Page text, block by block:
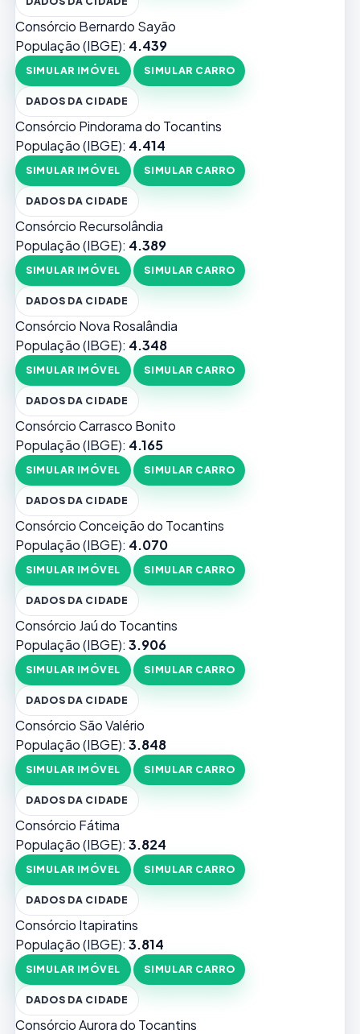
Consórcio Bernardo Sayão
População (IBGE): 4.439
SIMULAR IMÓVEL SIMULAR CARRO
DADOS DA CIDADE
Consórcio Pindorama do Tocantins
População (IBGE): 4.414
SIMULAR IMÓVEL SIMULAR CARRO
DADOS DA CIDADE
Consórcio Recursolândia
População (IBGE): 4.389
SIMULAR IMÓVEL SIMULAR CARRO
DADOS DA CIDADE
Consórcio Nova Rosalândia
População (IBGE): 4.348
SIMULAR IMÓVEL SIMULAR CARRO
DADOS DA CIDADE
Consórcio Carrasco Bonito
População (IBGE): 4.165
SIMULAR IMÓVEL SIMULAR CARRO
DADOS DA CIDADE
Consórcio Conceição do Tocantins
População (IBGE): 4.070
SIMULAR IMÓVEL SIMULAR CARRO
DADOS DA CIDADE
Consórcio Jaú do Tocantins
População (IBGE): 3.906
SIMULAR IMÓVEL SIMULAR CARRO
DADOS DA CIDADE
Consórcio São Valério
População (IBGE): 3.848
SIMULAR IMÓVEL SIMULAR CARRO
DADOS DA CIDADE
Consórcio Fátima
População (IBGE): 3.824
SIMULAR IMÓVEL SIMULAR CARRO
DADOS DA CIDADE
Consórcio Itapiratins
População (IBGE): 3.814
SIMULAR IMÓVEL SIMULAR CARRO
DADOS DA CIDADE
Consórcio Aurora do Tocantins